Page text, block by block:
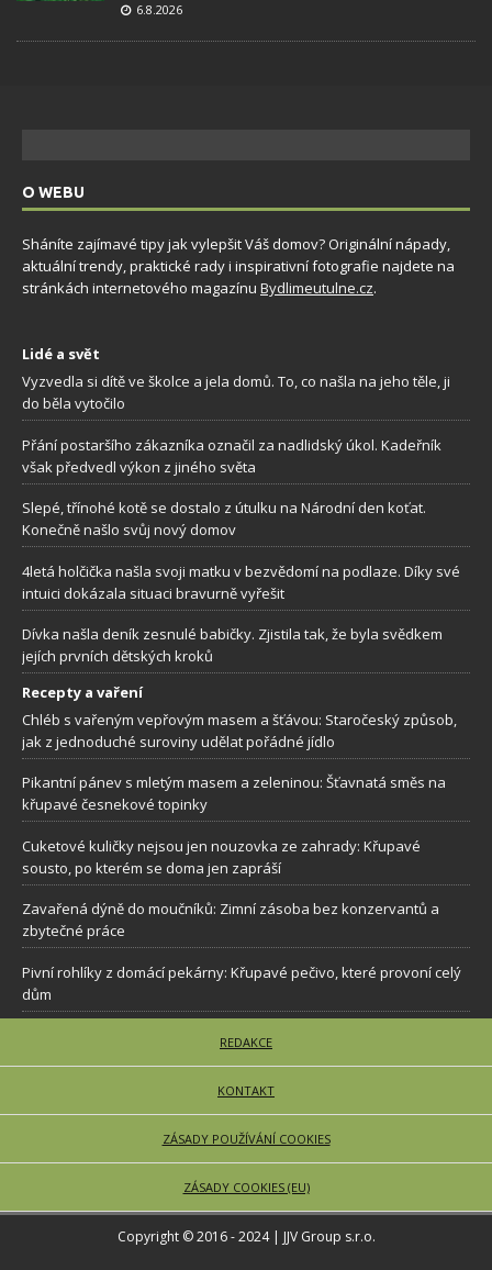
6.8.2026
O WEBU
Sháníte zajímavé tipy jak vylepšit Váš domov? Originální nápady,
aktuální trendy, praktické rady i inspirativní fotografie najdete na
stránkách internetového magazínu Bydlimeutulne.cz.
Lidé a svět
Vyzvedla si dítě ve školce a jela domů. To, co našla na jeho těle, ji
do běla vytočilo
Přání postaršího zákazníka označil za nadlidský úkol. Kadeřník
však předvedl výkon z jiného světa
Slepé, třínohé kotě se dostalo z útulku na Národní den koťat.
Konečně našlo svůj nový domov
4letá holčička našla svoji matku v bezvědomí na podlaze. Díky své
intuici dokázala situaci bravurně vyřešit
Dívka našla deník zesnulé babičky. Zjistila tak, že byla svědkem
jejích prvních dětských kroků
Recepty a vaření
Chléb s vařeným vepřovým masem a šťávou: Staročeský způsob,
jak z jednoduché suroviny udělat pořádné jídlo
Pikantní pánev s mletým masem a zeleninou: Šťavnatá směs na
křupavé česnekové topinky
Cuketové kuličky nejsou jen nouzovka ze zahrady: Křupavé
sousto, po kterém se doma jen zapráší
Zavařená dýně do moučníků: Zimní zásoba bez konzervantů a
zbytečné práce
Pivní rohlíky z domácí pekárny: Křupavé pečivo, které provoní celý
dům
REDAKCE
KONTAKT
ZÁSADY POUŽÍVÁNÍ COOKIES
ZÁSADY COOKIES (EU)
Copyright © 2016 - 2024 | JJV Group s.r.o.